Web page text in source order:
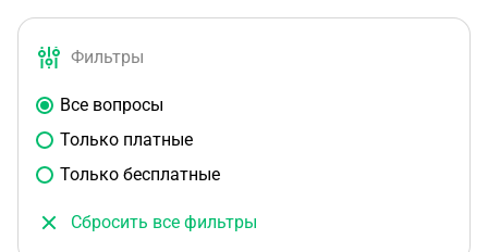
Фильтры
Все вопросы
Только платные
Только бесплатные
Сбросить все фильтры